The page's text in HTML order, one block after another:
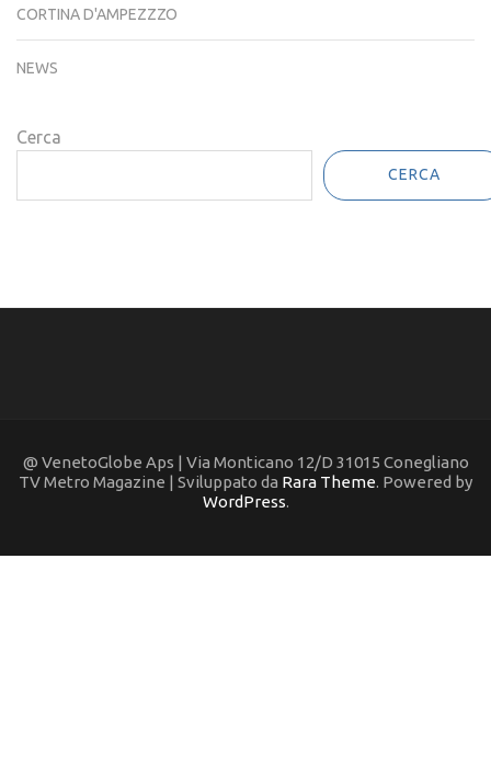
CORTINA D'AMPEZZZO
NEWS
Cerca
CERCA
@ VenetoGlobe Aps | Via Monticano 12/D 31015 Conegliano
TV Metro Magazine | Sviluppato da Rara Theme. Powered by
WordPress.